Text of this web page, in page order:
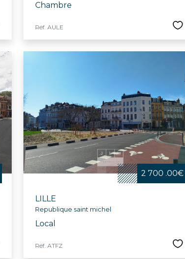
Chambre
Réf. AULE
2 700 .00€
LILLE
Republique saint michel
Local
Réf. ATFZ